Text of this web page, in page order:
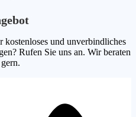
kostenloses und unverbindliches
Rufen Sie uns an. Wir beraten